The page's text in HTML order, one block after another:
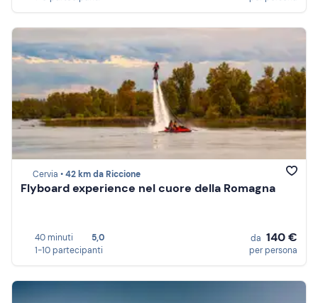
Cervia •42 km da Riccione
Flyboard experience nel cuore della Romagna
40 minuti
5,0
1-10 partecipanti
da 140 €
per persona